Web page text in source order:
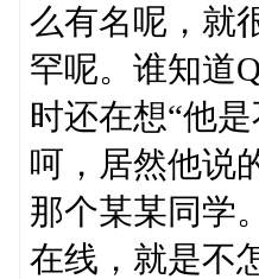
么有名呢，就
罕呢。谁知道
时还在想“他
呵，居然他说
那个某某同学
在线，就是不